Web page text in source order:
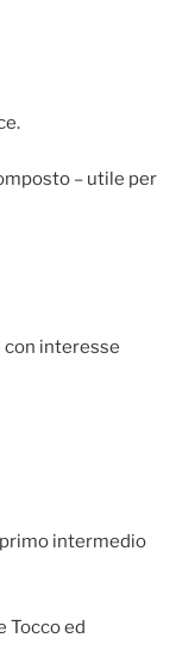
– utile per
con interesse
intermedio
Tocco ed